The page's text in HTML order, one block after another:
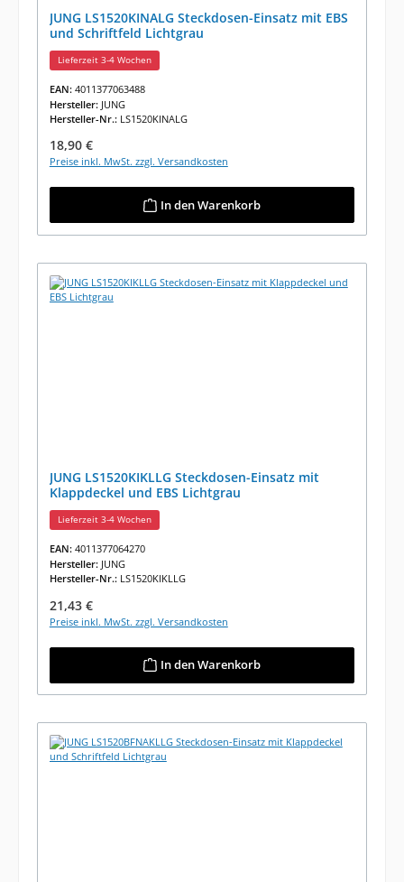
JUNG LS1520KINALG Steckdosen-Einsatz mit EBS
und Schriftfeld Lichtgrau
Lieferzeit 3-4 Wochen
EAN: 4011377063488
Hersteller: JUNG
Hersteller-Nr.: LS1520KINALG
Regulärer Preis:
18,90 €
Preise inkl. MwSt. zzgl. Versandkosten
In den Warenkorb
JUNG LS1520KIKLLG Steckdosen-Einsatz mit
Klappdeckel und EBS Lichtgrau
Lieferzeit 3-4 Wochen
EAN: 4011377064270
Hersteller: JUNG
Hersteller-Nr.: LS1520KIKLLG
Regulärer Preis:
21,43 €
Preise inkl. MwSt. zzgl. Versandkosten
In den Warenkorb